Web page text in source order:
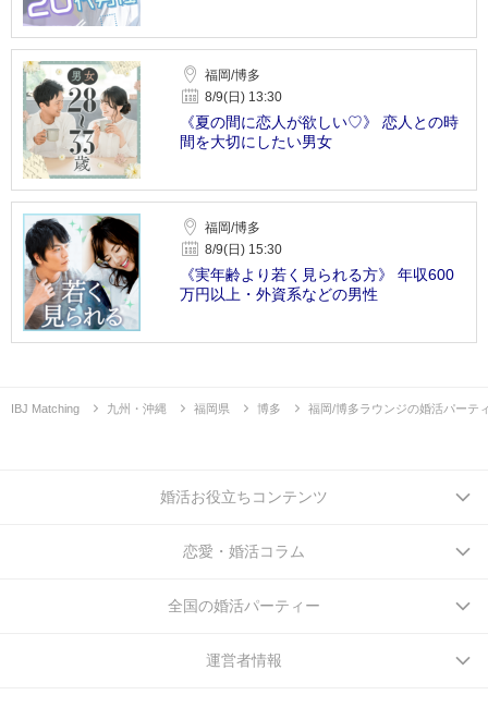
福岡/博多
8/9(日) 13:30
《夏の間に恋人が欲しい♡》 恋人との時
間を大切にしたい男女
福岡/博多
8/9(日) 15:30
《実年齢より若く見られる方》 年収600
万円以上・外資系などの男性
IBJ Matching 九州・沖縄 福岡県 博多 福岡/博多ラウンジの婚活パーテ
婚活お役立ちコンテンツ
恋愛・婚活コラム
全国の婚活パーティー
運営者情報